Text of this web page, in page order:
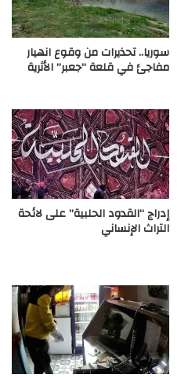
سوريا.. تحذيرات من وقوع انهيار
مفاجئ في قلعة “جعبر” الأثرية
إدراج “القدود الحلبية” على لائحة
التراث الإنساني